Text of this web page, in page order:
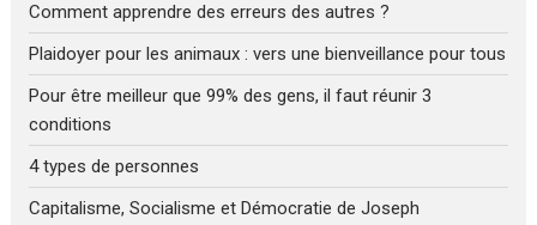
Comment apprendre des erreurs des autres ?
Plaidoyer pour les animaux : vers une bienveillance pour tous
Pour être meilleur que 99% des gens, il faut réunir 3
conditions
4 types de personnes
Capitalisme, Socialisme et Démocratie de Joseph